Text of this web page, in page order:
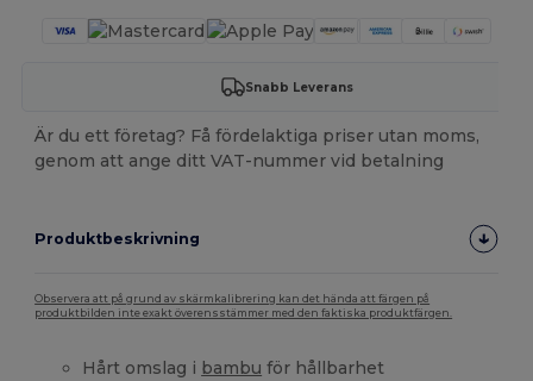
Snabb Leverans
Är du ett företag? Få fördelaktiga priser utan moms,
genom att ange ditt VAT-nummer vid betalning
Produktbeskrivning
Observera att på grund av skärmkalibrering kan det hända att färgen på
produktbilden inte exakt överensstämmer med den faktiska produktfärgen.
Hårt omslag i bambu för hållbarhet